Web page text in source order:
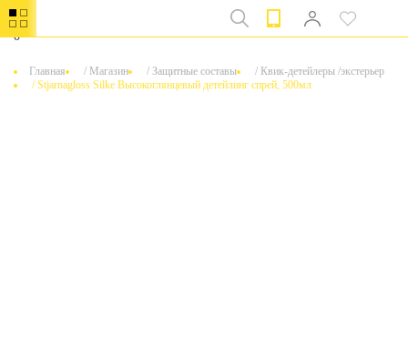
0
Главная / Магазин / Защитные составы / Квик-детейлеры /экстерьер
/Stjarnagloss Silke Высокоглянцевый детейлинг спрей, 500мл